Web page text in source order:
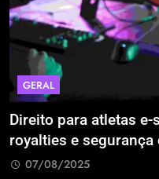
GERAL
Direito para atletas
royalties e
07/08/2025